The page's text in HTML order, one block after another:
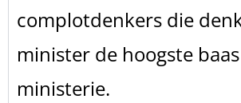
complotdenkers die
minister de hoogste
ministerie.